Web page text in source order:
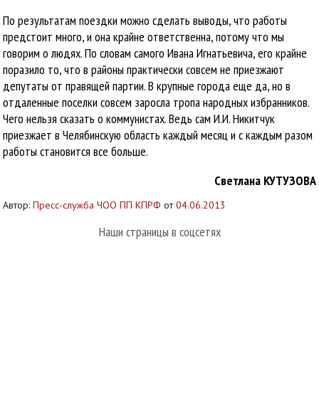
По результатам поездки можно сделать выводы, что работы
предстоит много, и она крайне ответственна, потому что мы
говорим о людях. По словам самого Ивана Игнатьевича, его крайне
поразило то, что в районы практически совсем не приезжают
депутаты от правящей партии. В крупные города еще да, но в
отдаленные поселки совсем заросла тропа народных избранников.
Чего нельзя сказать о коммунистах. Ведь сам И.И. Никитчук
приезжает в Челябинскую область каждый месяц и с каждым разом
работы становится все больше.
Светлана КУТУЗОВА
Автор:Пресс-служба ЧОО ПП КПРФ от04.06.2013
Наши страницы в соцсетях